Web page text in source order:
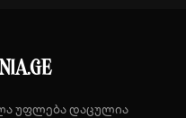
უფლება დაცულია